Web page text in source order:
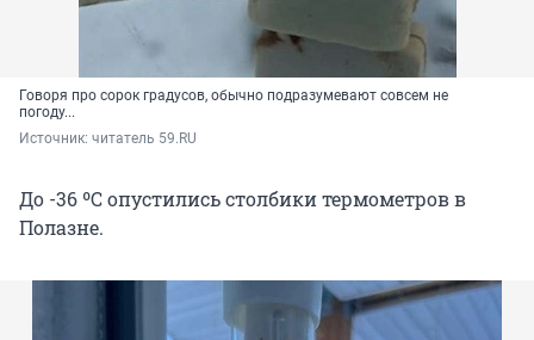
Говоря про сорок градусов, обычно подразумевают совсем не
погоду...
Источник: читатель 59.RU
До -36 ºС опустились столбики термометров в
Полазне.